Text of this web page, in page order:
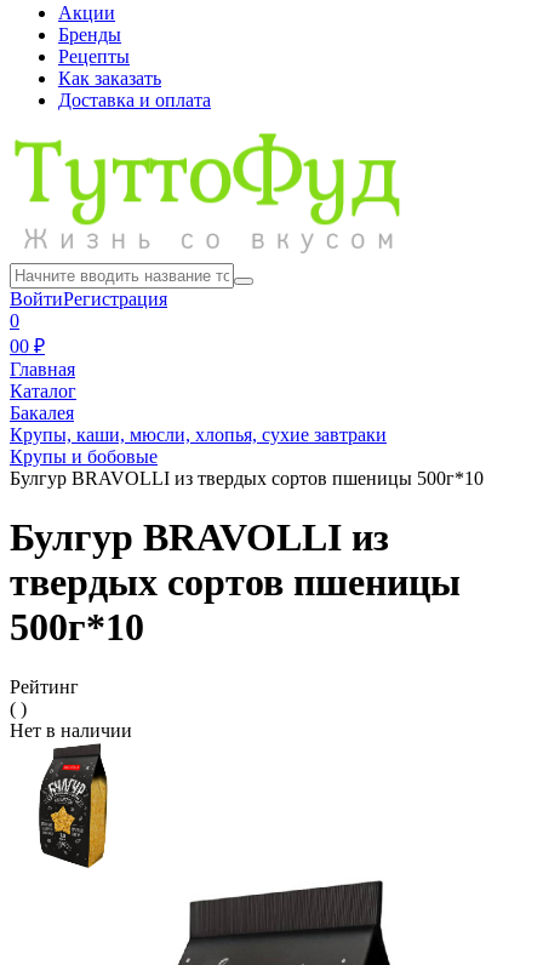
Акции
Бренды
Рецепты
Как заказать
Доставка и оплата
ВойтиРегистрация
0
00 ₽
Главная
Каталог
Бакалея
Крупы, каши, мюсли, хлопья, сухие завтраки
Крупы и бобовые
Булгур BRAVOLLI из твердых сортов пшеницы 500г*10
Булгур BRAVOLLI из
твердых сортов пшеницы
500г*10
Рейтинг
( )
Нет в наличии